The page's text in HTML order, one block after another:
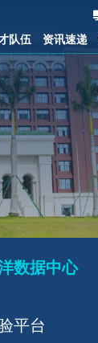
队伍 资讯速递
数据中心
平台